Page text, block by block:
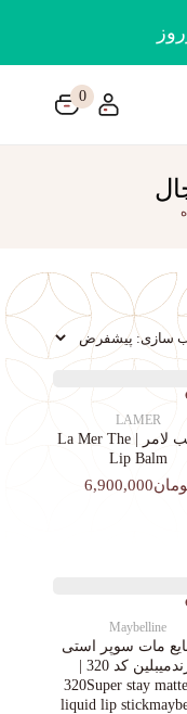
0
LAMER
بالم لب لامر | La Mer The
Lip Balm
Maybelline
مات سوپر استی‌
برندمیبلین کد 320 |
320Super stay
liquid lip